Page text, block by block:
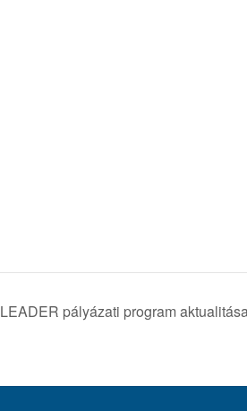
LEADER pályázati program